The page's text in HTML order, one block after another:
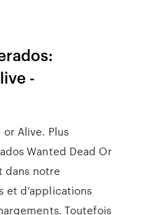
-
Alive. Plus
Wanted Dead Or
dans notre
et d’applications
Toutefois